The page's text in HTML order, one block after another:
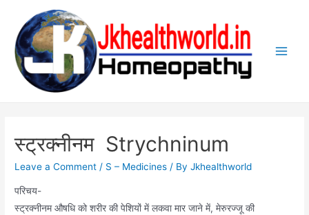
content
स्ट्रक्नीनम Strychninum
Leave a Comment / S – Medicines / ByJkhealthworld
परिचय-
स्ट्रक्नीनम औषधि को शरीर की पेशियों में लकवा मार जाने में, मेरुरज्जू की